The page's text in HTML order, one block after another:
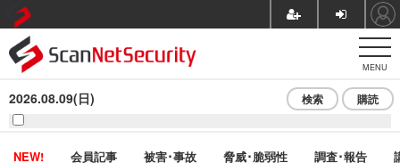
MENU
2026.08.09(日) 検索 購読
NEW! 会員記事 被害･事故 脅威･脆弱性 調査･報告